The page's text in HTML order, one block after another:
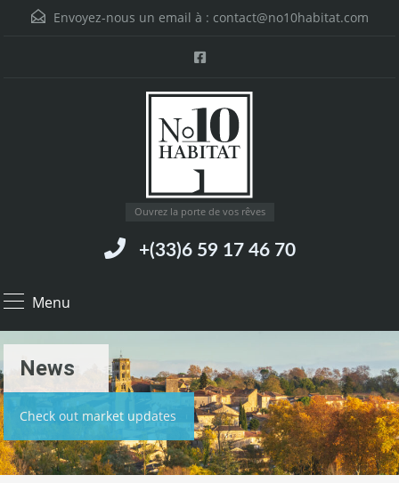
Envoyez-nous un email à : contact@no10habitat.com
Ouvrez la porte de vos rêves
+(33)6 59 17 46 70
Menu
News
Check out market updates